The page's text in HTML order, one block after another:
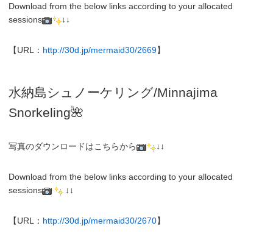
Download from the below links according to your allocated
sessions
↓↓
【URL： http://30d.jp/mermaid30/2669】
水納島シュノーケリング/Minnajima
Snorkeling🌺
写真のダウンロードはこちらから ↓↓
Download from the below links according to your allocated
sessions
↓↓
【URL： http://30d.jp/mermaid30/2670】